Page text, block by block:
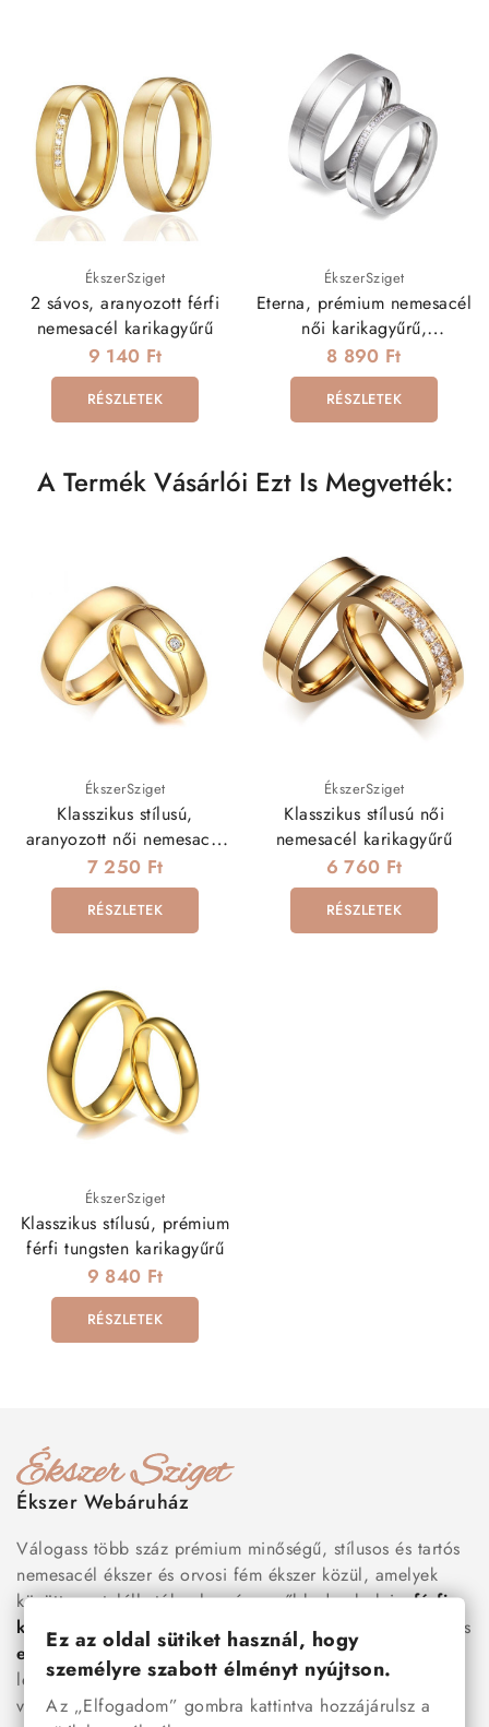
ÉkszerSziget
2 sávos, aranyozott férfi
nemesacél karikagyűrű
9 140 Ft
RÉSZLETEK
ÉkszerSziget
Eterna, prémium nemesacél
női karikagyűrű,
kristályokkal
8 890 Ft
RÉSZLETEK
A Termék Vásárlói Ezt Is Megvették:
ÉkszerSziget
Klasszikus stílusú,
aranyozott női nemesacél
karikagyűrű cirkóniával
7 250 Ft
RÉSZLETEK
ÉkszerSziget
Klasszikus stílusú női
nemesacél karikagyűrű
6 760 Ft
RÉSZLETEK
ÉkszerSziget
Klasszikus stílusú, prémium
férfi tungsten karikagyűrű
9 840 Ft
RÉSZLETEK
Ékszer Webáruház
Válogass több száz prémium minőségű, stílusos és tartós
nemesacél ékszer és orvosi fém ékszer közül, amelyek
között megtalálhatók a legnépszerűbb darabok is:férfi
karkötők
, női nyakláncok , karikagyűrűk
és
esküvői kiegészítőkegyaránt. Webáruházunkban a
legújabb trendeket követő, mégis időtálló ékszerek közül
választhatsz – legyen szó ajándékról, mindennapi
Ez az oldal sütiket használ, hogy
személyre szabott élményt nyújtson.
Az „Elfogadom” gombra kattintva hozzájárulsz a